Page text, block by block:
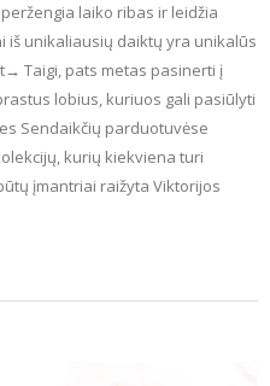
laiko ribas ir leidžia
iš unikaliausių daiktų yra unikalūs
Taigi, pats metas pasinerti į
lobius, kuriuos gali pasiūlyti
Sendaikčių parduotuvėse
kurių kiekviena turi
įmantriai raižyta Viktorijos